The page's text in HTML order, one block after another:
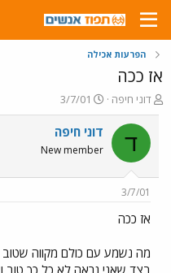
הפרעות אכילה
אז ככה
פ
ו
ת
ח
ה
ש
א
דוני חיפה
פ
ו
ר
ס
ם
3/7/01
ד דוני חיפה
New member
3/7/01
אז ככה
מה נשמע עם כולם מקווה
בצד שאני נראה לא כל כך טוב